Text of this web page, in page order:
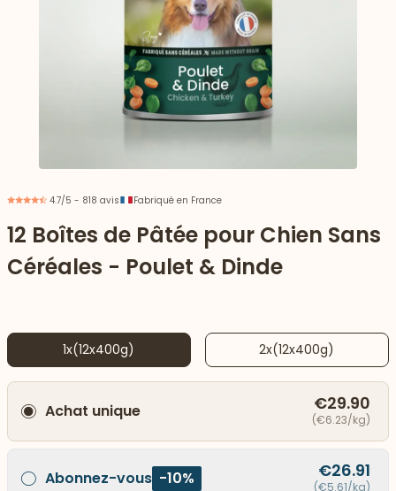
vers le bas
4.7/5 - 818 avis Fabriqué en France
12 Boîtes de Pâtée pour Chien Sans
Céréales - Poulet & Dinde
1x(12x400g) 2x(12x400g)
Achat unique €29.90
(€6.23/kg)
Abonnez-vous -10% €26.91
(€5.61/kg)